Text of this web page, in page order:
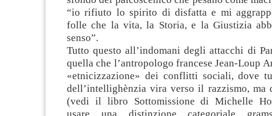
“io rifiuto lo spirito di disfatta e mi
folle che la vita, la Storia, e la Giustizia
senso”.
Tutto questo all’indomani degli attacchi di
quella che l’antropologo francese Jean-Loup
«etnicizzazione» dei conflitti sociali, dove
dell’intellighènzia vira verso il razzismo, ma
(vedi il libro Sottomissione di Michelle